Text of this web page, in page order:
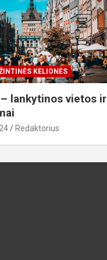
KELIONĖS
– lankytinos vietos ir
Redaktorius